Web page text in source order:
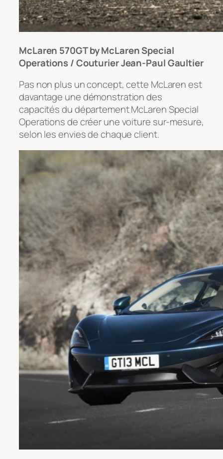
McLaren 570GT by McLaren Special
Operations / Couturier Jean-Paul Gaultier
Pas non plus un concept, cette McLaren est
davantage une démonstration des
capacités du département McLaren Special
Operations de créer une voiture sur-mesure,
selon les envies de chaque client.